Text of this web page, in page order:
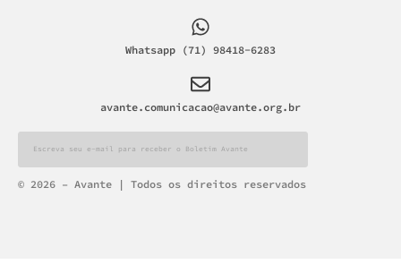
Whatsapp (71) 98418-6283
avante.comunicacao@avante.org.br
Alternative:
© 2026 – Avante | Todos os direitos reservados